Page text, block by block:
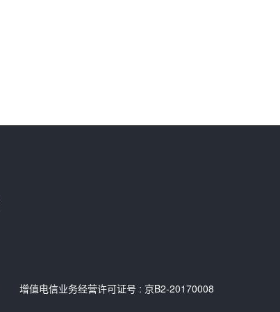
增值电信业务经营许可证号 : 京B2-20170008